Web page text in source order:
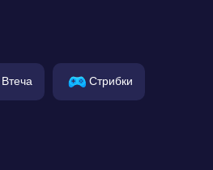
Втеча Стрибки